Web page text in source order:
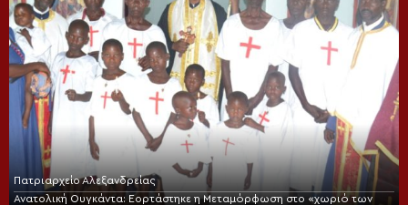
Πατριαρχείο Αλεξανδρείας
Ανατολική Ουγκάντα: Εορτάστηκε η Μεταμόρφωση στο «χωριό των